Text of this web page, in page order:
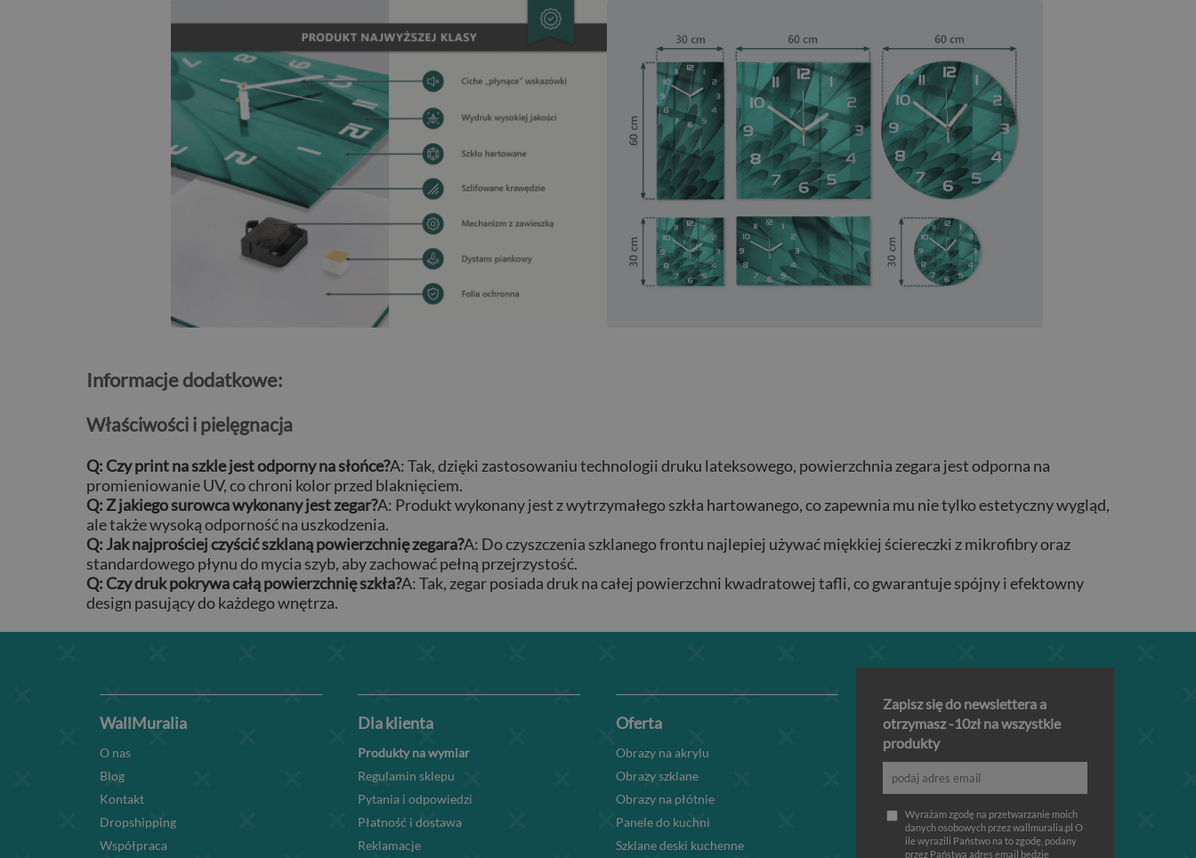
Informacje dodatkowe:
Właściwości i pielęgnacja
Q: Czy print na szkle jest odporny na słońce?A: Tak, dzięki zastosowaniu technologii druku lateksowego, powierzchnia zegara jest odporna na
promieniowanie UV, co chroni kolor przed blaknięciem.
Q: Z jakiego surowca wykonany jest zegar?A: Produkt wykonany jest z wytrzymałego szkła hartowanego, co zapewnia mu nie tylko estetyczny wygląd,
ale także wysoką odporność na uszkodzenia.
Q: Jak najprościej czyścić szklaną powierzchnię zegara?A: Do czyszczenia szklanego frontu najlepiej używać miękkiej ściereczki z mikrofibry oraz
standardowego płynu do mycia szyb, aby zachować pełną przejrzystość.
Q: Czy druk pokrywa całą powierzchnię szkła?A: Tak, zegar posiada druk na całej powierzchni kwadratowej tafli, co gwarantuje spójny i efektowny
design pasujący do każdego wnętrza.
WallMuralia
O nas
Blog
Kontakt
Dropshipping
Współpraca
Dla klienta
Produkty na wymiar
Regulamin sklepu
Pytania i odpowiedzi
Płatność i dostawa
Reklamacje
Oferta
Obrazy na akrylu
Obrazy szklane
Obrazy na płótnie
Panele do kuchni
Szklane deski kuchenne
Zapisz się do newslettera a
otrzymasz -10zł na wszystkie
produkty
Wyrażam zgodę na przetwarzanie moich
danych osobowych przez wallmuralia.pl O
ile wyrazili Państwo na to zgodę, podany
przez Państwa adres email będzie